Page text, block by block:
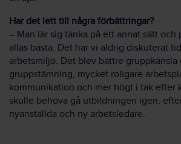
Har det lett till några förbättringar?
– Man lär sig tänka på ett annat sätt och
allas bästa. Det har vi aldrig diskuterat
arbetsmiljö. Det blev bättre gruppkänsla
gruppstämning, mycket roligare
kommunikation och mer högt i tak efter
skulle behöva gå utbildningen igen,
nyanställda och ny arbetsledare.